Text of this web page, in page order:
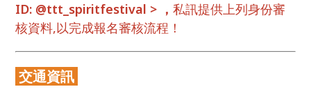
ID: @ttt_spiritfestival > ，私訊提供上列身份審
核資料,以完成報名審核流程！
交通資訊